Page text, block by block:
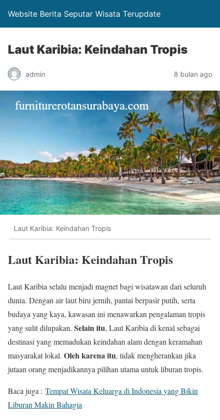
Website Berita Seputar Wisata Terupdate
Laut Karibia: Keindahan Tropis
admin 8 bulan ago
Laut Karibia: Keindahan Tropis
Laut Karibia: Keindahan Tropis
Laut Karibia selalu menjadi magnet bagi wisatawan dari seluruh
dunia. Dengan air laut biru jernih, pantai berpasir putih, serta
budaya yang kaya, kawasan ini menawarkan pengalaman tropis
yang sulit dilupakan. Selain itu, Laut Karibia di kenal sebagai
destinasi yang memadukan keindahan alam dengan keramahan
masyarakat lokal. Oleh karena itu, tidak mengherankan jika
jutaan orang menjadikannya pilihan utama untuk liburan tropis.
Baca juga : Tempat Wisata Keluarga di Indonesia yang Bikin
Liburan Makin Bahagia